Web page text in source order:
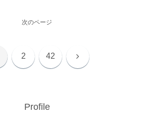
次のページ
2 42 次
Profile